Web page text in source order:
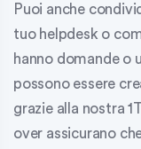
Puoi anche
tuo helpdesk o
hanno domande o
possono essere
grazie alla nostra
over assicurano